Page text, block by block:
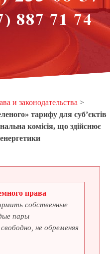
и законодательства >
тарифу для суб’єктів
комісія, що здійснює
права
собственные
пары
не обременяя